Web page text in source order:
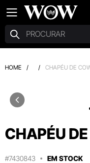
HOME / / CHAPÉU DE
CHAPÉU
#7430843 EM STOCK